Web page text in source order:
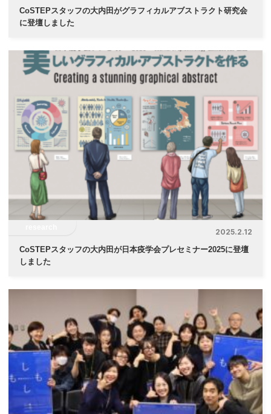
CoSTEPスタッフの大内田がグラフィカルアブストラクト研究会
に登壇しました
2025.2.12
CoSTEPスタッフの大内田が日本疫学会プレセミナー2025に登壇
しました